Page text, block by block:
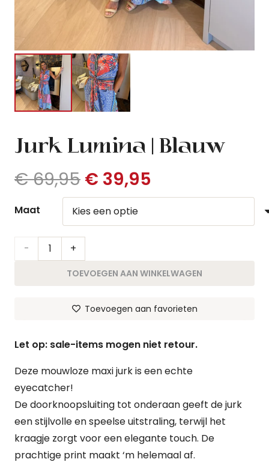
Jurk Lumina | Blauw
€69,95 Oorspronkelijke
prijs
was:
€ 69,95.
€ 39,95
prijs
€ 39,95.
Maat
Jurk
aantal
TOEVOEGEN AAN WINKELWAGEN
Toevoegen aan favorieten
Let op: sale-items mogen niet retour.
Deze mouwloze maxi jurk is een echte
eyecatcher!
De doorknoopsluiting tot onderaan geeft de jurk
een stijlvolle en speelse uitstraling, terwijl het
kraagje zorgt voor een elegante touch. De
prachtige print maakt ‘m helemaal af.